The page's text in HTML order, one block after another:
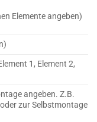
Elemente angeben)
1, Element 2,
angeben. Z.B.
zur Selbstmontage